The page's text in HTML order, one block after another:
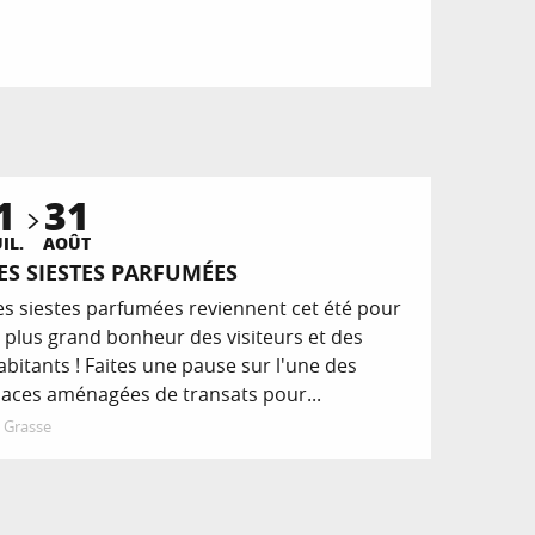
31
AOÛT
SIESTES PARFUMÉES
siestes parfumées reviennent cet été pour
plus grand bonheur des visiteurs et des
! Faites une pause sur l'une des
aménagées de transats pour...
Grasse